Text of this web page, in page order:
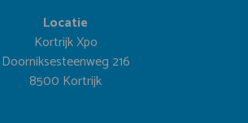
Locatie
Kortrijk Xpo
Doorniksesteenweg 216
8500 Kortrijk